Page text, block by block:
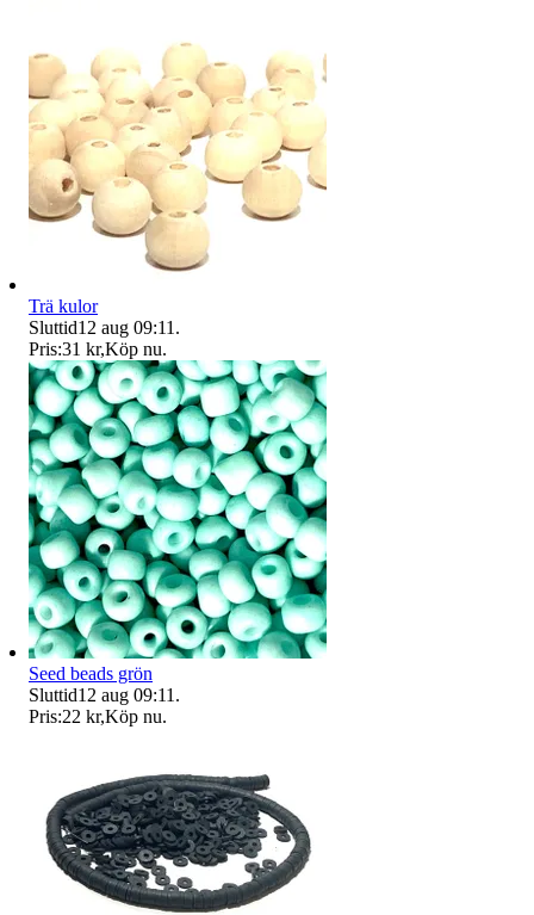
Trä kulor
Sluttid12 aug 09:11 .
Pris:31 kr,Köp nu.
Seed beads grön
Sluttid12 aug 09:11 .
Pris:22 kr,Köp nu.